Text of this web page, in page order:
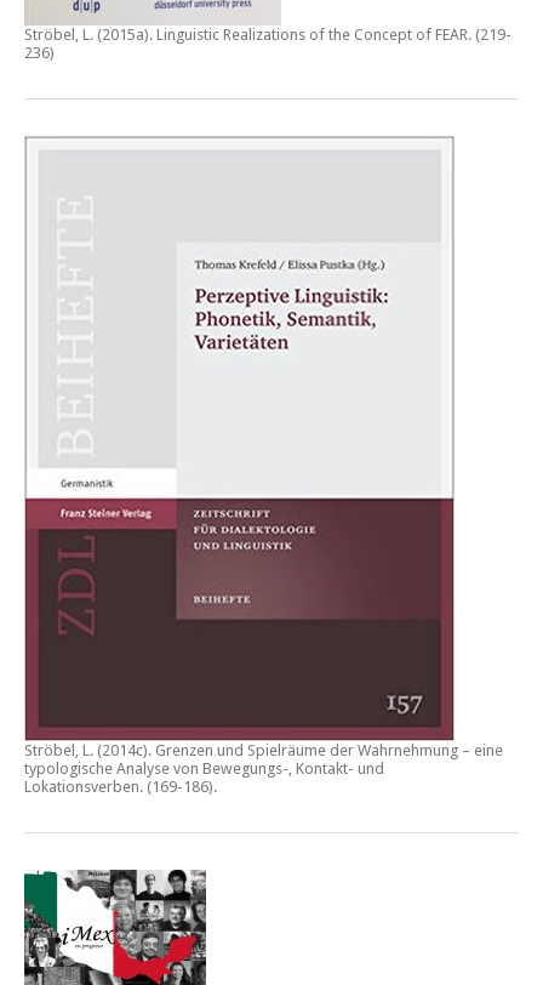
Ströbel, L. (2015a). Linguistic Realizations of the Concept of FEAR. (219-
236)
Ströbel, L. (2014c). Grenzen und Spielräume der Wahrnehmung – eine
typologische Analyse von Bewegungs-, Kontakt- und
Lokationsverben. (169-186).